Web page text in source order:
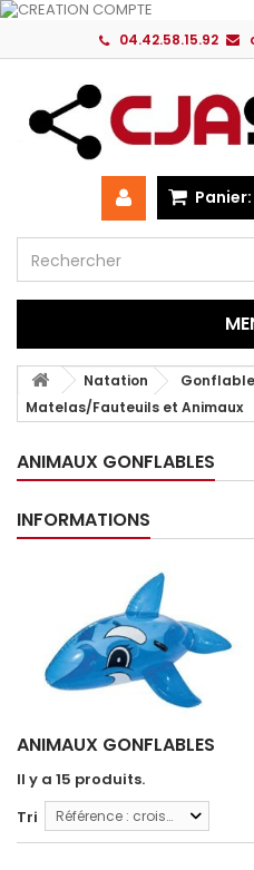
04.42.58.15.92
Panier:
Natation
Matelas/Fauteuils et Animaux
ANIMAUX GONFLABLES
INFORMATIONS
ANIMAUX GONFLABLES
Il y a 15 produits.
Tri
Référence : croissante